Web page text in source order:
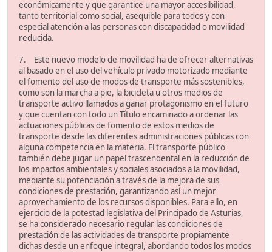
económicamente y que garantice una mayor accesibilidad,
tanto territorial como social, asequible para todos y con
especial atención a las personas con discapacidad o movilidad
reducida.
7. Este nuevo modelo de movilidad ha de ofrecer alternativas
al basado en el uso del vehículo privado motorizado mediante
el fomento del uso de modos de transporte más sostenibles,
como son la marcha a pie, la bicicleta u otros medios de
transporte activo llamados a ganar protagonismo en el futuro
y que cuentan con todo un Título encaminado a ordenar las
actuaciones públicas de fomento de estos medios de
transporte desde las diferentes administraciones públicas con
alguna competencia en la materia. El transporte público
también debe jugar un papel trascendental en la reducción de
los impactos ambientales y sociales asociados a la movilidad,
mediante su potenciación a través de la mejora de sus
condiciones de prestación, garantizando así un mejor
aprovechamiento de los recursos disponibles. Para ello, en
ejercicio de la potestad legislativa del Principado de Asturias,
se ha considerado necesario regular las condiciones de
prestación de las actividades de transporte propiamente
dichas desde un enfoque integral, abordando todos los modos